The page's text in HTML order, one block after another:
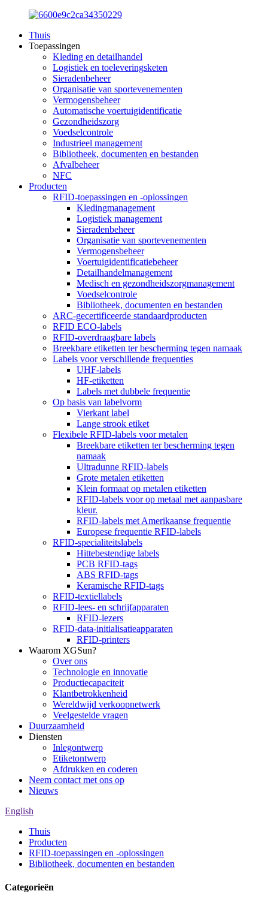
Thuis
Toepassingen
Kleding en detailhandel
Logistiek en toeleveringsketen
Sieradenbeheer
Organisatie van sportevenementen
Vermogensbeheer
Automatische voertuigidentificatie
Gezondheidszorg
Voedselcontrole
Industrieel management
Bibliotheek, documenten en bestanden
Afvalbeheer
NFC
Producten
RFID-toepassingen en -oplossingen
Kledingmanagement
Logistiek management
Sieradenbeheer
Organisatie van sportevenementen
Vermogensbeheer
Voertuigidentificatiebeheer
Detailhandelmanagement
Medisch en gezondheidszorgmanagement
Voedselcontrole
Bibliotheek, documenten en bestanden
ARC-gecertificeerde standaardproducten
RFID ECO-labels
RFID-overdraagbare labels
Breekbare etiketten ter bescherming tegen namaak
Labels voor verschillende frequenties
UHF-labels
HF-etiketten
Labels met dubbele frequentie
Op basis van labelvorm
Vierkant label
Lange strook etiket
Flexibele RFID-labels voor metalen
Breekbare etiketten ter bescherming tegen
namaak
Ultradunne RFID-labels
Grote metalen etiketten
Klein formaat op metalen etiketten
RFID-labels voor op metaal met aanpasbare
kleur.
RFID-labels met Amerikaanse frequentie
Europese frequentie RFID-labels
RFID-specialiteitslabels
Hittebestendige labels
PCB RFID-tags
ABS RFID-tags
Keramische RFID-tags
RFID-textiellabels
RFID-lees- en schrijfapparaten
RFID-lezers
RFID-data-initialisatieapparaten
RFID-printers
Waarom XGSun?
Over ons
Technologie en innovatie
Productiecapaciteit
Klantbetrokkenheid
Wereldwijd verkoopnetwerk
Veelgestelde vragen
Duurzaamheid
Diensten
Inlegontwerp
Etiketontwerp
Afdrukken en coderen
Neem contact met ons op
Nieuws
English
Thuis
Producten
RFID-toepassingen en -oplossingen
Bibliotheek, documenten en bestanden
Categorieën